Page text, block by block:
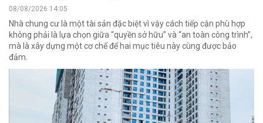
08/08/2026 14:05
Nhà chung cư là một tài sản đặc biệt vì vậy cách tiếp cận phù hợp
không phải là lựa chọn giữa “quyền sở hữu” và “an toàn công trình”,
mà là xây dựng một cơ chế để hai mục tiêu này cùng được bảo
đảm.